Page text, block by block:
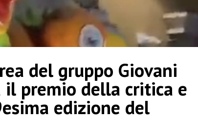
del gruppo Giovani
premio della critica e
edizione del